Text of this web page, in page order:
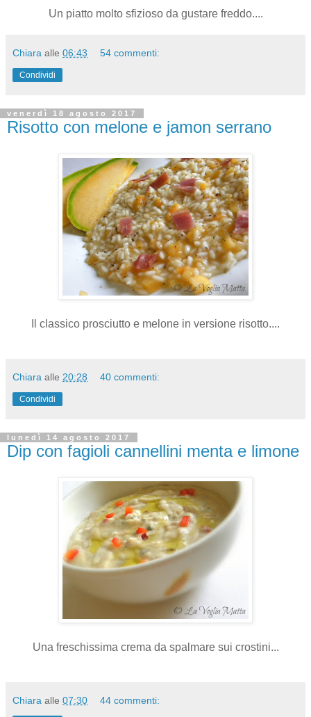
Un piatto molto sfizioso da gustare freddo....
Chiara alle 06:43 54 commenti:
Condividi
venerdì 18 agosto 2017
Risotto con melone e jamon serrano
Il classico prosciutto e melone in versione risotto....
Chiara alle 20:28 40 commenti:
Condividi
lunedì 14 agosto 2017
Dip con fagioli cannellini menta e limone
Una freschissima crema da spalmare sui crostini...
Chiara alle 07:30 44 commenti: